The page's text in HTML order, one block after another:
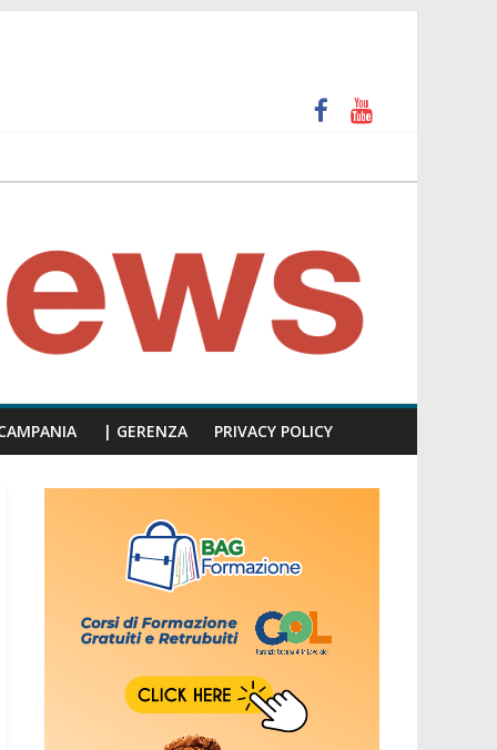
insulti sessisti, parla il video del consiglio
e calpesta la dignità del consiglio”
| GERENZA PRIVACY POLICY